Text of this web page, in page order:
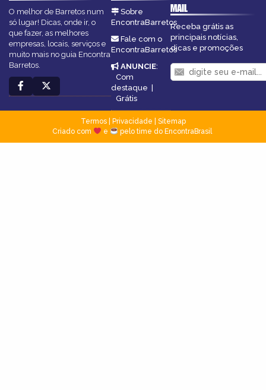
O melhor de Barretos num
só lugar! Dicas, onde ir, o
que fazer, as melhores
empresas, locais, serviços e
muito mais no guia Encontra
Barretos.
Sobre
EncontraBarretos
Fale com o
EncontraBarretos
ANUNCIE:
Com
destaque |
Grátis
MAIL
Receba grátis as
principais notícias,
dicas e promoções
Termos| Privacidade
Sitemap
Criado com
e pelo time do EncontraBrasil